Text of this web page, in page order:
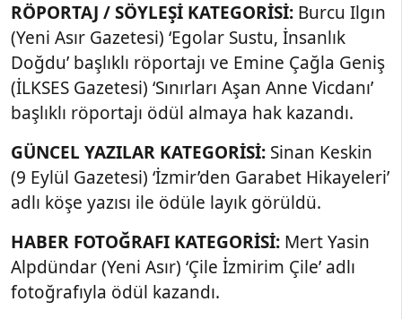
RÖPORTAJ / SÖYLEŞİ KATEGORİSİ: Burcu Ilgın
(Yeni Asır Gazetesi) ‘Egolar Sustu, İnsanlık
Doğdu’ başlıklı röportajı ve Emine Çağla Geniş
(İLKSES Gazetesi) ‘Sınırları Aşan Anne Vicdanı’
başlıklı röportajı ödül almaya hak kazandı.
GÜNCEL YAZILAR KATEGORİSİ: Sinan Keskin
(9 Eylül Gazetesi) ‘İzmir’den Garabet Hikayeleri’
adlı köşe yazısı ile ödüle layık görüldü.
HABER FOTOĞRAFI KATEGORİSİ: Mert Yasin
Alpdündar (Yeni Asır) ‘Çile İzmirim Çile’ adlı
fotoğrafıyla ödül kazandı.